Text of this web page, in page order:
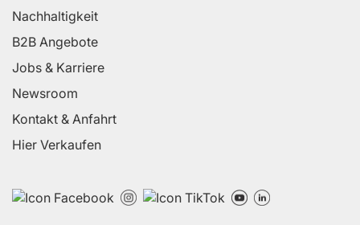
Nachhaltigkeit
B2B Angebote
Jobs & Karriere
Newsroom
Kontakt & Anfahrt
Hier Verkaufen